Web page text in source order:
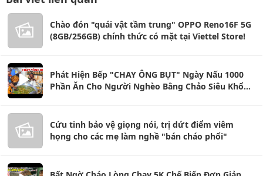
Chào đón "quái vật tầm trung" OPPO Reno16F 5G
(8GB/256GB) chính thức có mặt tại Viettel Store!
Phát Hiện Bếp "CHAY ÔNG BỤT" Ngày Nấu 1000
Phần Ăn Cho Người Nghèo Bằng Chảo Siêu Khổng
Cứu tinh bảo vệ giọng nói, trị dứt điểm viêm
họng cho các mẹ làm nghề "bán cháo phổi"